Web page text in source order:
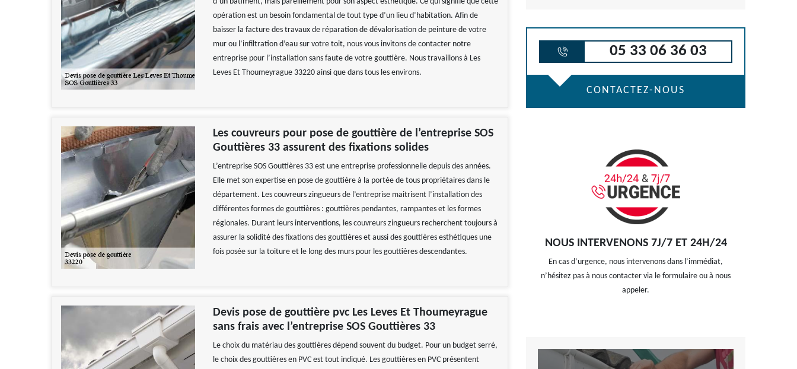
opération est un besoin fondamental de tout type d’un lieu d’habitation. Afin de
baisser la facture des travaux de réparation de dévalorisation de peinture de votre
mur ou l’infiltration d’eau sur votre toit, nous vous invitons de contacter notre
entreprise pour l’installation sans faute de votre gouttière. Nous travaillons à Les
Leves Et Thoumeyrague 33220 ainsi que dans tous les environs.
Les couvreurs pour pose de gouttière de l’entreprise SOS
Gouttières 33 assurent des fixations solides
L’entreprise SOS Gouttières 33 est une entreprise professionnelle depuis des années.
Elle met son expertise en pose de gouttière à la portée de tous propriétaires dans le
département. Les couvreurs zingueurs de l’entreprise maitrisent l’installation des
différentes formes de gouttières : gouttières pendantes, rampantes et les formes
régionales. Durant leurs interventions, les couvreurs zingueurs recherchent toujours à
assurer la solidité des fixations des gouttières et aussi des gouttières esthétiques une
fois posée sur la toiture et le long des murs pour les gouttières descendantes.
Devis pose de gouttière pvc Les Leves Et Thoumeyrague
sans frais avec l’entreprise SOS Gouttières 33
Le choix du matériau des gouttières dépend souvent du budget. Pour un budget serré,
le choix des gouttières en PVC est tout indiqué. Les gouttières en PVC présentent
05 33 06 36 03
CONTACTEZ-NOUS
NOUS INTERVENONS 7J/7 ET 24H/24
En cas d’urgence, nous intervenons dans l’immédiat,
n’hésitez pas à nous contacter via le formulaire ou à nous
appeler.